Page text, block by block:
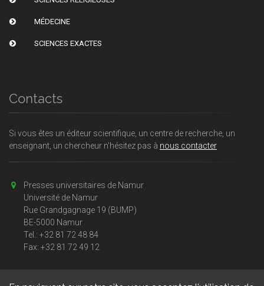
MÉDECINE
SCIENCES EXACTES
Contacts
Si vous êtes un éditeur scientifique, un centre de recherche, un
enseignant, un chercheur n'hésitez pas à nous contacter
Presses universitaires de Namur
Université de Namur
Rue Grandgagnage 19 (BUMP)
BE-5000 Namur
Tel.: +32 81 72 48 84
Fax: +32 81 72 49 12